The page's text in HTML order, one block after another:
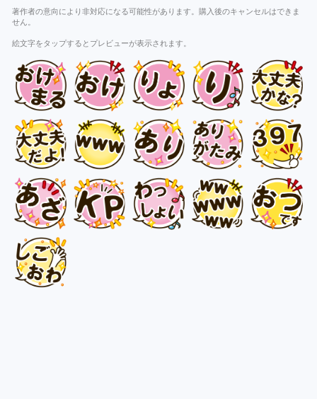
著作者の意向により非対応になる可能性があります。購入後のキャンセルはできま
せん。
絵文字をタップするとプレビューが表示されます。